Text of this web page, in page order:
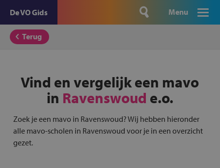
De VO Gids Menu
Terug
Vind en vergelijk een mavo
in Ravenswoud e.o.
Zoek je een mavo in Ravenswoud? Wij hebben hieronder
alle mavo-scholen in Ravenswoud voor je in een overzicht
gezet.